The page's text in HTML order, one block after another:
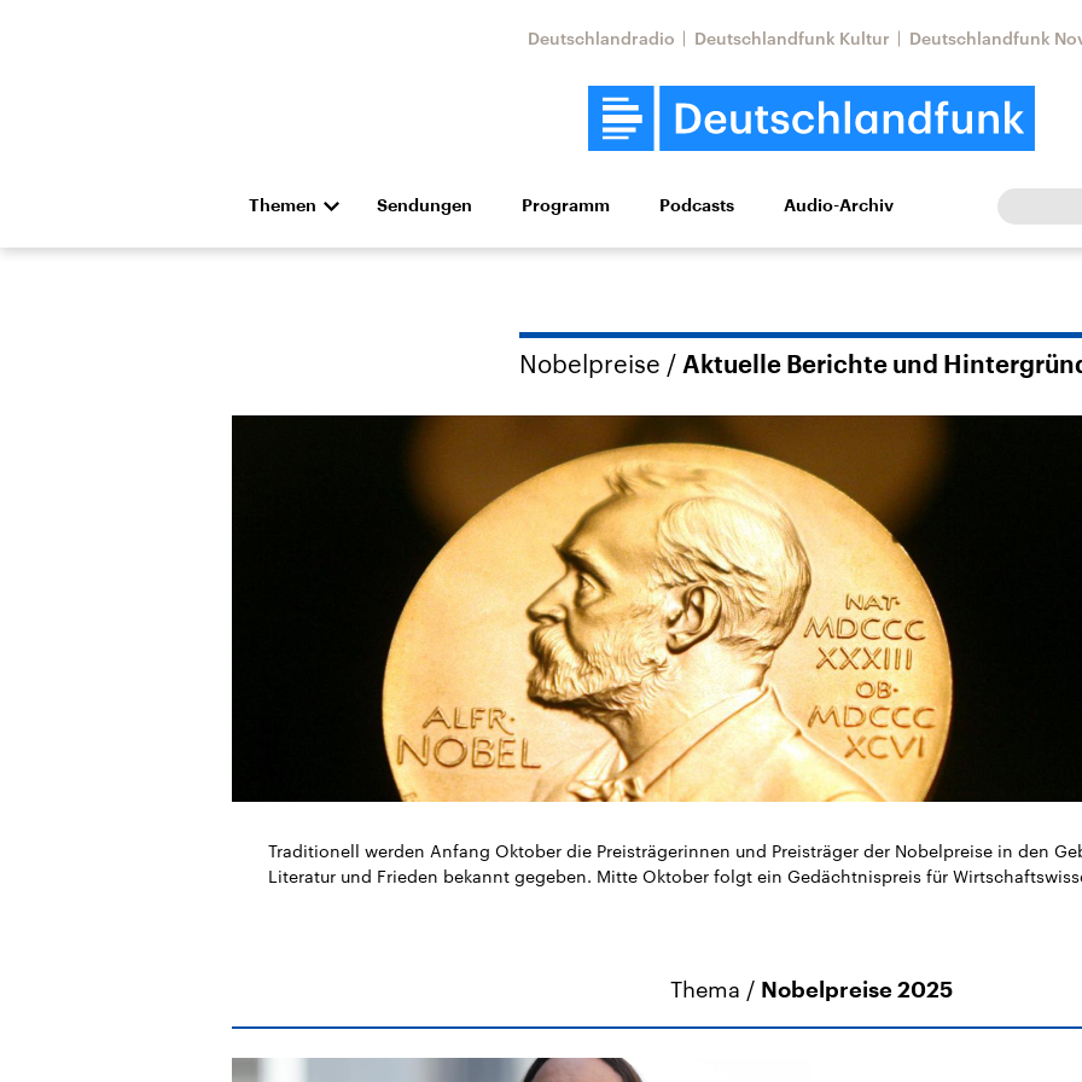
Deutschlandradio Deutschlandfunk Kultur Deutschlandfunk
Themen
Die Nachrichten Politik Wirtschaft Wissen Kultur Europa
Sachsen-Anhalt wählt
am 6. September 2026
einen neuen Landtag.
Seit 2021 wird das
Bundesland von einer
Koalition aus CDU, SPD
und FDP regiert.-
Umfragen, Prognosen,
Wahlprogramme,
aktuelle Berichte und
Hintergründe zu den
Parteien und Kandidaten
der anstehenden Wahl.
USA
Aktuelle Beiträge,
Analysen und
Hintergründe
Wirtschaftlich und
militärisch gehören die
Vereinigten Staaten zu
den mächtigsten
Ländern der Erde, mit
großem Einfluss auf das
aktuelle Weltgeschehen.
Nahostkonflikt
Aktuelle Lage und
Hintergründe
Der Überfall der
palästinensischen
Terrororganisation
Hamas im Oktober 2023
auf Israel hat in der
Region wieder die
Gewalt entfacht. Israel
möchte die Hamas
zerstören. Diese wird wie
die Hisbollah im Libanon
vom Iran unterstützt.
Islamischen
1979 auch
Republik Iran – ist
von einem
Religionsführer
regierter Staat im
Osten. Eine
zu Israel und zu den
ist fest in der
Staatsideologie
verankert.
Sendungen Programm Podcasts Audio-Archiv
Nobelpreise / Aktuelle Berichte und
Traditionell werden Anfang Oktober die Preisträgerinnen und Preisträger der Nobelpreise in den
Literatur und Frieden bekannt gegeben. Mitte Oktober folgt ein Gedächtnispreis für
Thema / Nobelpreise 2025